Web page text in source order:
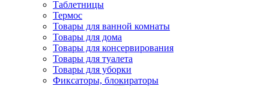
Таблетницы
Термос
Товары для ванной комнаты
Товары для дома
Товары для консервирования
Товары для туалета
Товары для уборки
Фиксаторы, блокираторы